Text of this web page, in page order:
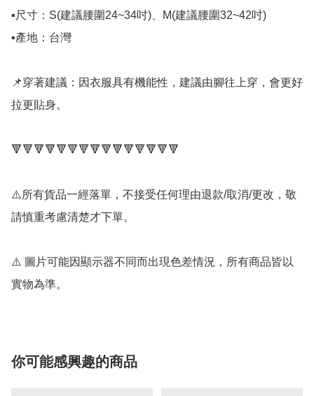
▪尺寸：S(建議腰圍24~34吋)、M(建議腰圍32~42吋)
▪產地：台灣
📌穿著建議：因衣服具有機能性，建議由腳往上穿，會更好
拉更貼身。
🔻🔻🔻🔻🔻🔻🔻🔻🔻🔻🔻🔻🔻🔻🔻
⚠️所有貨品一經落單，不接受任何理由退款/取消/更改，敬
請慎重考慮清楚才下單。
⚠️ 圖片可能因顯示器不同而出現色差情況，所有商品皆以
實物為準。
你可能感興趣的商品